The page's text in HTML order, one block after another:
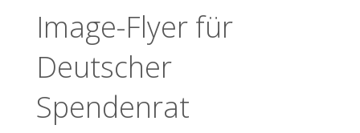
Image-Flyer für
Deutscher
Spendenrat